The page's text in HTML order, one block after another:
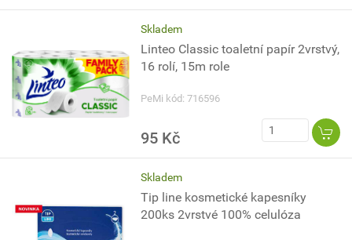
Skladem
Linteo Classic toaletní papír 2vrstvý,
16 rolí, 15m role
PeMi kód: 716596
95 Kč
Skladem
Tip line kosmetické kapesníky
200ks 2vrstvé 100% celulóza